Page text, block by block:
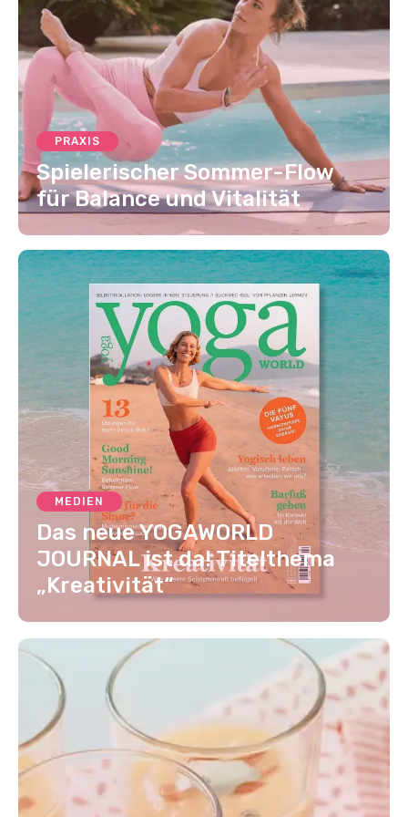
PRAXIS
Spielerischer Sommer-Flow
für Balance und Vitalität
MEDIEN
Das neue YOGAWORLD
JOURNAL ist da! Titelthema
„Kreativität“